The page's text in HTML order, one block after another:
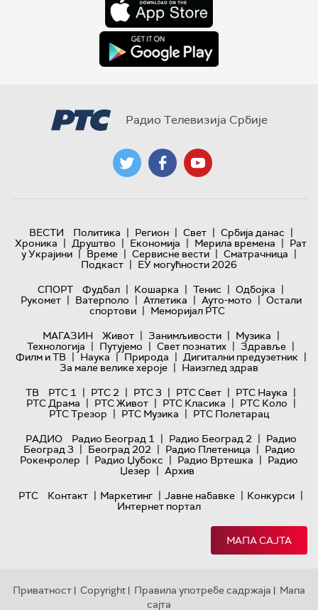
Радио Телевизија Србије
ВЕСТИ Политика | Регион | Свет | Србија данас |
Хроника | Друштво | Економија | Мерила времена | Рат
у Украјини | Време | Сервисне вести | Сматрачница |
Подкаст | ЕУ могућности 2026
СПОРТ
Фудбал | Кошарка | Тенис | Одбојка |
Рукомет | Ватерполо | Атлетика | Ауто-мото | Остали
спортови | Меморијал РТС
МАГАЗИН
Живот | Занимљивости | Музика |
Технологијa | Путујемо | Свет познатих | Здравље |
Филм и ТВ | Наука | Природа | Дигитални предузетник |
За мале велике хероје | Наизглед здрав
ТВ
РТС 1 | РТС 2 | РТС 3 | РТС Свет | РТС Наука |
РТС Драма | РТС Живот | РТС Класика | РТС Коло |
РТС Трезор | РТС Музика | РТС Полетарац
РАДИО
Радио Београд 1 | Радио Београд 2 | Радио
Београд 3 | Београд 202 | Радио Плетеница | Радио
Рокенролер | Радио Џубокс | Радио Вртешка | Радио
Џезер | Архив
РТС
Контакт | Маркетинг | Јавне набавке | Конкурси |
Интернет портал
МАПА САЈТА
Приватност | Copyright | Правила употребе садржаја | Мапа
сајта